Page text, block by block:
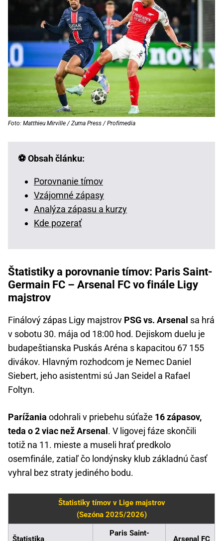
Foto: Matthieu Mirville / Zuma Press / Profimedia
⚽ Obsah článku:
Porovnanie tímov
Vzájomné zápasy
Analýza zápasu a kurzy
Kde pozerať
Štatistiky a porovnanie tímov: Paris Saint-
Germain FC – Arsenal FC vo finále Ligy
majstrov
Finálový zápas Ligy majstrov PSG vs. Arsenal sa hrá
v sobotu 30. mája od 18:00 hod. Dejiskom duelu je
budapeštianska Puskás Aréna s kapacitou 67 155
divákov. Hlavným rozhodcom je Nemec Daniel
Siebert, jeho asistentmi sú Jan Seidel a Rafael
Foltyn.
Parížania odohrali v priebehu súťaže 16 zápasov,
teda o 2 viac než Arsenal . V ligovej fáze skončili
totiž na 11. mieste a museli hrať predkolo
osemfinále, zatiaľ čo londýnsky klub základnú časť
vyhral bez straty jediného bodu.
Štatistiky tímov v Lige majstrov
(Sezóna 2025/2026)
Štatistika
Paris Saint-
Arsenal FC